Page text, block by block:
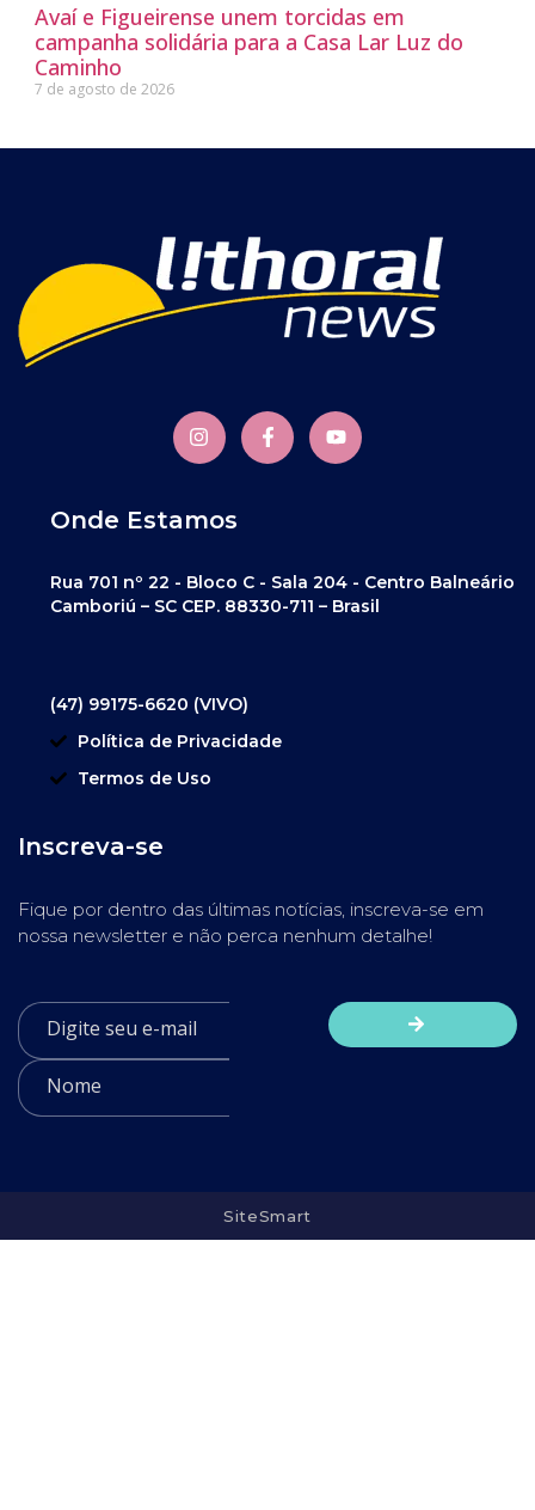
Avaí e Figueirense unem torcidas em
campanha solidária para a Casa Lar Luz do
Caminho
7 de agosto de 2026
Onde Estamos
Rua 701 nº 22 - Bloco C - Sala 204 - Centro Balneário
Camboriú – SC CEP. 88330-711 – Brasil
(47) 99175-6620 (VIVO)
Política de Privacidade
Termos de Uso
Inscreva-se
Fique por dentro das últimas notícias, inscreva-se em
nossa newsletter e não perca nenhum detalhe!
SiteSmart